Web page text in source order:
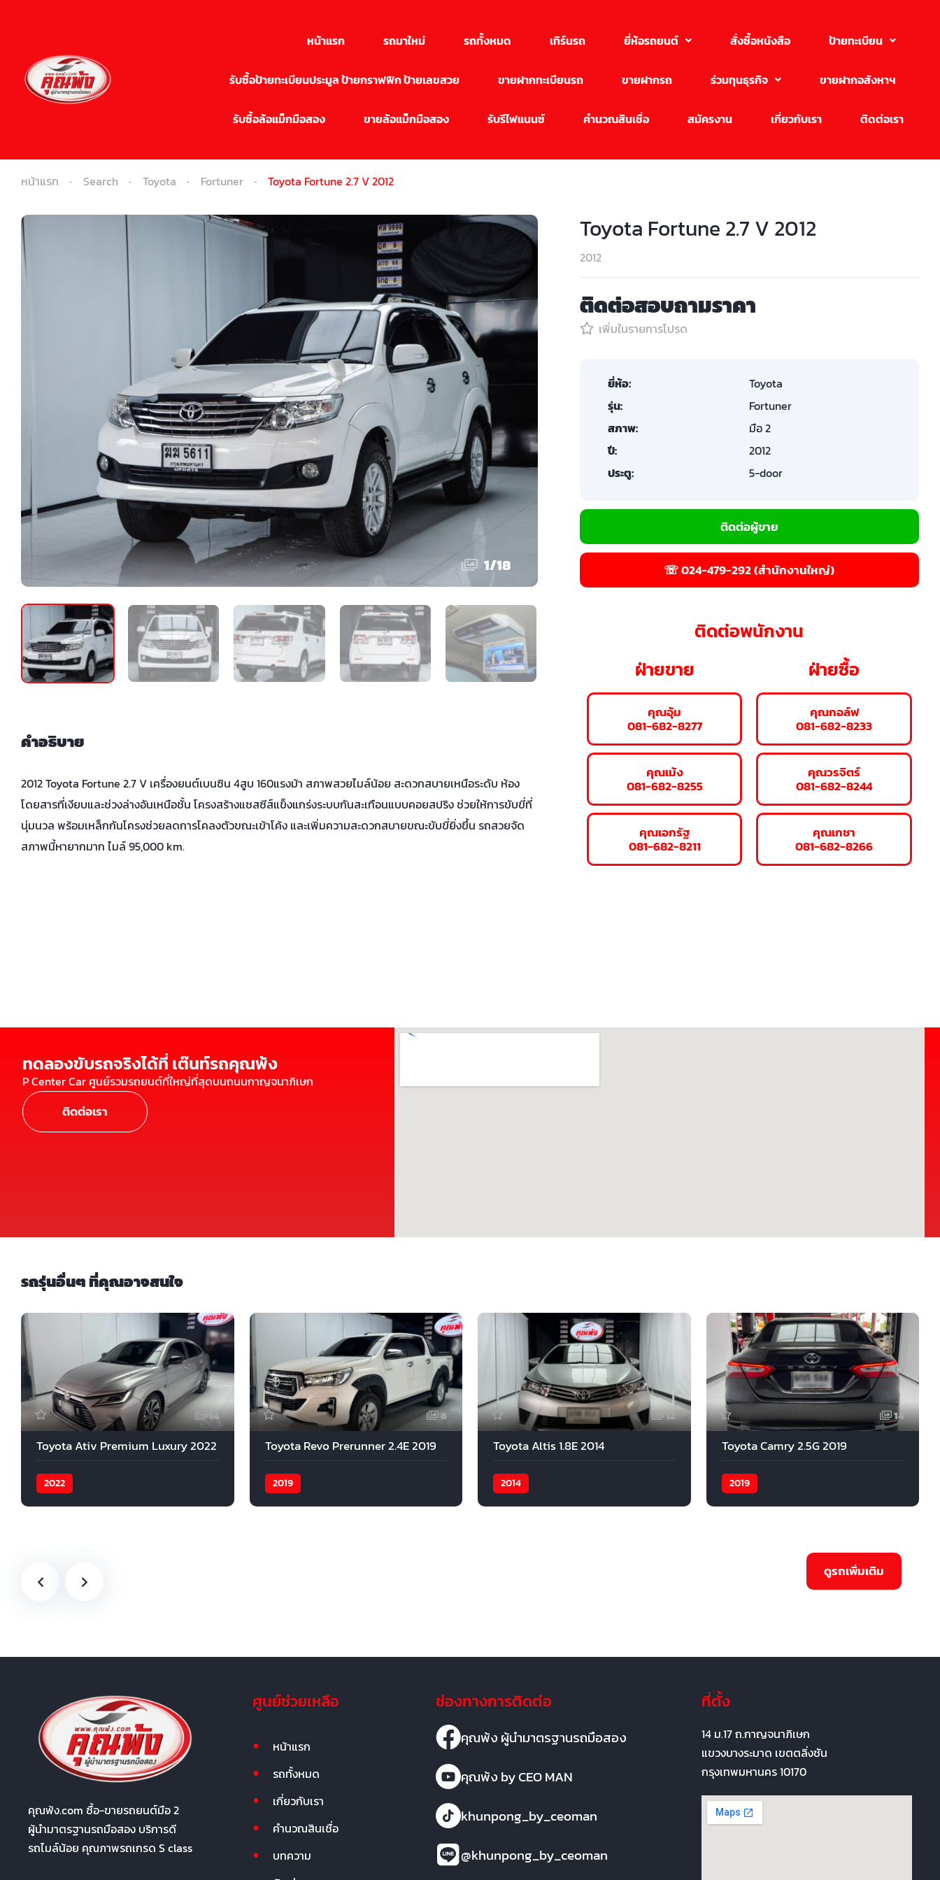
หน้าแรก รถมาใหม่ รถทั้งหมด เทิร์นรถ ยี่ห้อรถยนต์ สั่งซื้อหนังสือ ป้ายทะเบียน
รับซื้อป้ายทะเบียนประมูล ป้ายกราฟฟิก ป้ายเลขสวย ขายฝากทะเบียนรถ ขายฝากรถ ร่วมทุนธุรกิจ ขายฝากอสังหาฯ
รับซื้อล้อแม็กมือสอง ขายล้อแม็กมือสอง รับรีไฟแนนซ์ คำนวณสินเชื่อ สมัครงาน เกี่ยวกับเรา ติดต่อเรา
หน้าแรก Search Toyota Fortuner Toyota Fortune 2.7 V 2012
1/18
คำอธิบาย
2012 Toyota Fortune 2.7 V เครื่องยนต์เบนซิน 4สูบ 160แรงม้า สภาพสวยไมล์น้อย สะดวกสบายเหนือระดับ ห้อง
โดยสารที่เงียบและช่วงล่างอันเหนือชั้น โครงสร้างแชสซีส์แข็งแกร่งระบบกันสะเทือนแบบคอยสปริง ช่วยให้การขับขี่ที่
นุ่มนวล พร้อมเหล็กกันโครงช่วยลดการโคลงตัวขณะเข้าโค้ง และเพิ่มความสะดวกสบายขณะขับขี่ยิ่งขึ้น รถสวยจัด
สภาพนี้หายากมาก ไมล์ 95,000 km.
Toyota Fortune 2.7 V 2012
2012
ติดต่อสอบถามราคา
เพิ่มในรายการโปรด
ยี่ห้อ:
Toyota
รุ่น:
Fortuner
สภาพ:
มือ 2
ปี:
2012
ประตู:
5-door
ติดต่อผู้ขาย
☏ 024-479-292 (สำนักงานใหญ่)
ติดต่อพนักงาน
ฝ่ายขาย
คุณอุ้ม
081-682-8277
คุณเม้ง
081-682-8255
คุณเอกรัฐ
081-682-8211
ฝ่ายซื้อ
คุณกอล์ฟ
081-682-8233
คุณวรจิตร์
081-682-8244
คุณเกชา
081-682-8266
ทดลองขับรถจริงได้ที่ เต๊นท์รถคุณพ้ง
P Center Car ศูนย์รวมรถยนต์ที่ใหญ่ที่สุดบนถนนกาญจนาภิเษก
ติดต่อเรา
รถรุ่นอื่นๆ ที่คุณอาจสนใจ
14
Toyota Ativ Premium Luxury 2022
2022
6
Toyota Revo Prerunner 2.4E 2019
2019
12
Toyota Altis 1.8E 2014
2014
14
Toyota Camry 2.5G 2019
2019
คุณพ้ง.com ซื้อ-ขายรถยนต์มือ 2
ผู้นำมาตรฐานรถมือสอง บริการดี
รถไมล์น้อย คุณภาพรถเกรด S class
ศูนย์ช่วยเหลือ
หน้าแรก
รถทั้งหมด
เกี่ยวกับเรา
คำนวณสินเชื่อ
บทความ
ช่องทางการติดต่อ
คุณพ้ง ผู้นำมาตรฐานรถมือสอง
คุณพ้ง by CEO MAN
khunpong_by_ceoman
@khunpong_by_ceoman
ที่ตั้ง
14 ม.17 ถ.กาญจนาภิเษก
แขวงบางระมาด เขตตลิ่งชัน
กรุงเทพมหานคร 10170